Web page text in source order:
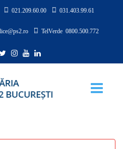
021.209.60.00 031.403.99.61
TelVerde 0800.500.772